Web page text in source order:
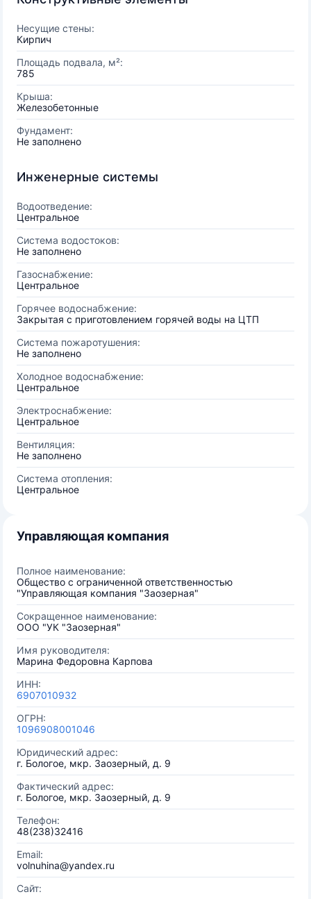
Несущие стены:
Кирпич
Площадь подвала, м²:
785
Крыша:
Железобетонные
Фундамент:
Не заполнено
Инженерные системы
Водоотведение:
Центральное
Система водостоков:
Не заполнено
Газоснабжение:
Центральное
Горячее водоснабжение:
Закрытая с приготовлением горячей воды на ЦТП
Система пожаротушения:
Не заполнено
Холодное водоснабжение:
Центральное
Электроснабжение:
Центральное
Вентиляция:
Не заполнено
Система отопления:
Центральное
Управляющая компания
Полное наименование:
Общество с ограниченной ответственностью
"Управляющая компания "Заозерная"
Сокращенное наименование:
ООО "УК "Заозерная"
Имя руководителя:
Марина Федоровна Карпова
ИНН:
6907010932
ОГРН:
1096908001046
Юридический адрес:
г. Бологое, мкр. Заозерный, д. 9
Фактический адрес:
г. Бологое, мкр. Заозерный, д. 9
Телефон:
48(238)32416
Email:
volnuhina@yandex.ru
Сайт: